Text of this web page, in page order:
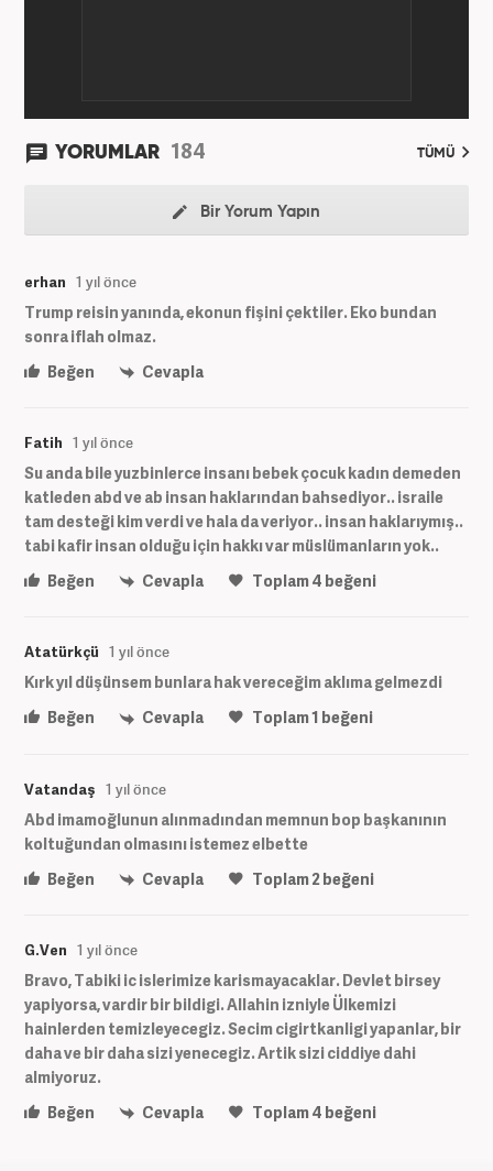
YORUMLAR 184 TÜMÜ
Bir Yorum Yapın
erhan 1 yıl önce
Trump reisin yanında, ekonun fişini çektiler. Eko bundan
sonra iflah olmaz.
Beğen
Cevapla
Fatih 1 yıl önce
Su anda bile yuzbinlerce insanı bebek çocuk kadın demeden
katleden abd ve ab insan haklarından bahsediyor.. israile
tam desteği kim verdi ve hala da veriyor.. insan haklarıymış..
tabi kafir insan olduğu için hakkı var müslümanların yok..
Beğen
Cevapla Toplam4 beğeni
Atatürkçü 1 yıl önce
Kırk yıl düşünsem bunlara hak vereceğim aklıma gelmezdi
Beğen
Cevapla Toplam1 beğeni
Vatandaş 1 yıl önce
Abd imamoğlunun alınmadından memnun bop başkanının
koltuğundan olmasını istemez elbette
Beğen
Cevapla Toplam2 beğeni
G.Ven 1 yıl önce
Bravo, Tabiki ic islerimize karismayacaklar. Devlet birsey
yapiyorsa, vardir bir bildigi. Allahin izniyle Ülkemizi
hainlerden temizleyecegiz. Secim cigirtkanligi yapanlar, bir
daha ve bir daha sizi yenecegiz. Artik sizi ciddiye dahi
almiyoruz.
Beğen
Cevapla Toplam4 beğeni